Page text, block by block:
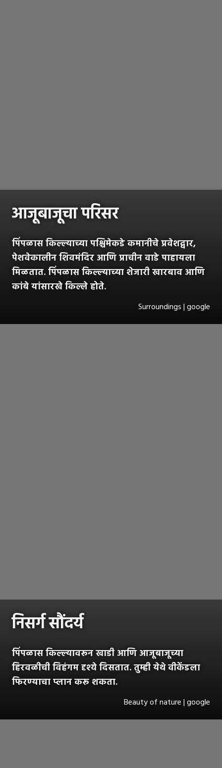
आजूबाजूचा परिसर
पिंपळास किल्ल्याच्या पश्चिमेकडे कमानीचे प्रवेशद्वार,
पेशवेकालीन शिवमंदिर आणि प्राचीन वाडे पाहायला
मिळतात. पिंपळास किल्ल्याच्या शेजारी खारबाव आणि
कांबे यांसारखे किल्ले होते.
Surroundings | google
निसर्ग सौंदर्य
पिंपळास किल्ल्यावरून खाडी आणि आजूबाजूच्या
हिरवळीची विहंगम दृश्ये दिसतात. तुम्ही येथे वीकेंडला
फिरण्याचा प्लान करू शकता.
Beauty of nature | google